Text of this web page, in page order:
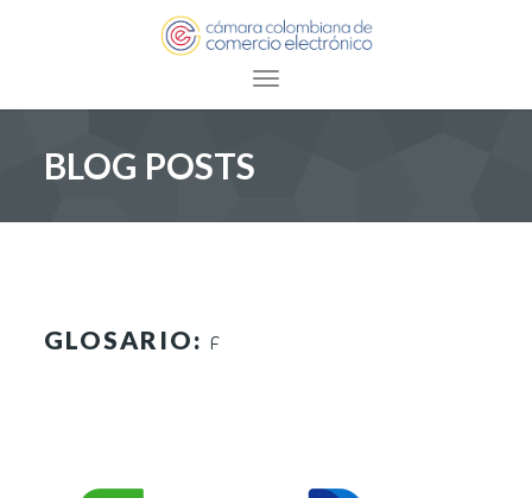
Toggle navigation
BLOG POSTS
GLOSARIO: F